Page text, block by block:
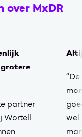
over MxDR
partner
Wortell
wel